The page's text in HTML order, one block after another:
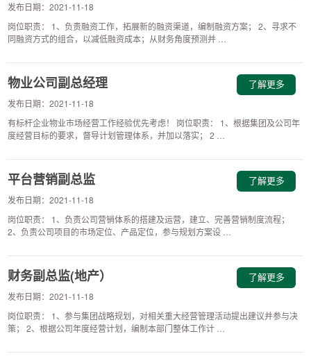
发布日期：2021-11-18
岗位职责： 1、负责融资工作，拓展新的融资渠道，编制融资方案； 2、寻求不
同融资方式的组合，以减低融资成本；从财务角度预测并 …
物业公司副总经理 了解更多
发布日期：2021-11-18
有标杆企业物业市场经营工作经验优先考虑！ 岗位职责： 1、根据集团及公司年
度经营目标的要求，督导计划管理体系，并加以落实； 2 …
平台营销副总监 了解更多
发布日期：2021-11-18
岗位职责： 1、负责公司营销体系的搭建及运营，建立、完善营销制度流程；
2、负责公司项目的市场定位、产品定位，参与规划方案设 …
财务副总监(地产） 了解更多
发布日期：2021-11-18
岗位职责： 1、参与集团战略规划，对相关重大经营管理活动提出建议并参与决
策； 2、根据公司年度经营计划，编制本部门整体工作计 …